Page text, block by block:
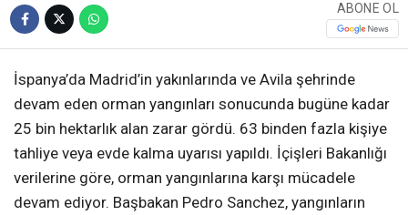
ABONE OL
İspanya’da Madrid’in yakınlarında ve Avila şehrinde
devam eden orman yangınları sonucunda bugüne kadar
25 bin hektarlık alan zarar gördü. 63 binden fazla kişiye
tahliye veya evde kalma uyarısı yapıldı. İçişleri Bakanlığı
verilerine göre, orman yangınlarına karşı mücadele
devam ediyor. Başbakan Pedro Sanchez, yangınların